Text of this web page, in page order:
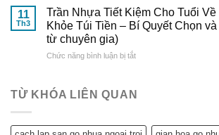
Hưu
Chi
Tiết
Nhựa
Pháp
Hoàn
Hảo
So
Tiết
Lợi
Ích
Tuyệt
Trần
Lại
Nhà
11
Th3
Trần Nhựa Tiết Kiệm Cho Tuổi
Khỏe Túi Tiền – Bí Quyết Chọn
từ chuyên gia)
Chức năng bình luận bị tắtở
Tiết
Tuổi
TỪ KHÓA LIÊN QUAN